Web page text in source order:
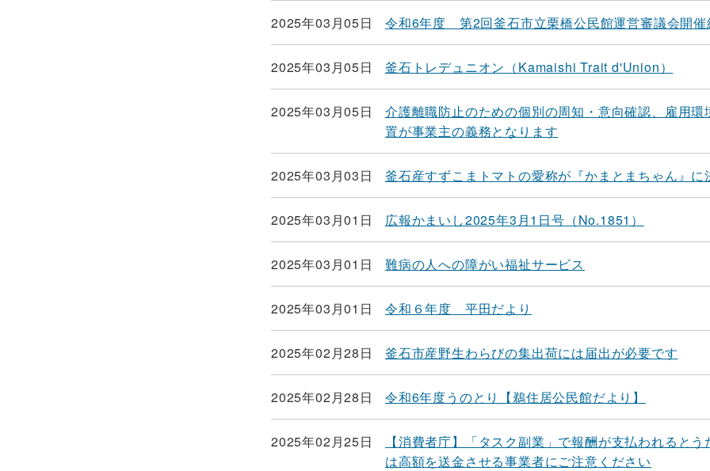
2025年03月05日 令和6年度 第2回釜石市立栗橋公民館運営審議会開催
2025年03月05日 釜石トレデュニオン（Kamaishi Trait d'Union）
2025年03月05日
介護離職防止のための個別の周知・意向確認、雇用環
置が事業主の義務となります
2025年03月03日 釜石産すずこまトマトの愛称が『かまとまちゃん』に
2025年03月01日 広報かまいし2025年3月1日号（No.1851）
2025年03月01日 難病の人への障がい福祉サービス
2025年03月01日 令和６年度 平田だより
2025年02月28日 釜石市産野生わらびの集出荷には届出が必要です
2025年02月28日 令和6年度うのとり【鵜住居公民館だより】
2025年02月25日
【消費者庁】「タスク副業」で報酬が支払われるとう
は高額を送金させる事業者にご注意ください